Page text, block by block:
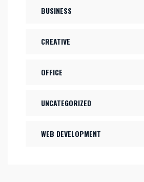
BUSINESS
CREATIVE
OFFICE
UNCATEGORIZED
WEB DEVELOPMENT